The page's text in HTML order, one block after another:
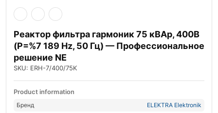
Реактор фильтра гармоник 75 кВАр, 400В
(P=%7 189 Hz, 50 Гц) — Профессиональное
решение NE
SKU: ERH-7/400/75K
Product information
Бренд
ELEKTRA Elektronik